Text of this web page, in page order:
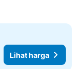
Lihat harga